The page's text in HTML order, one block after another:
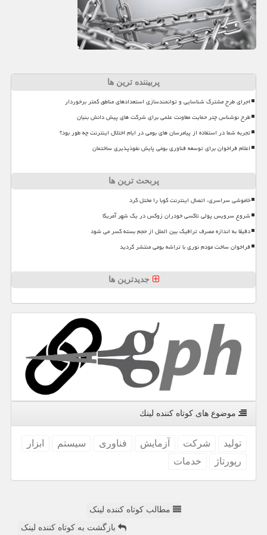
پربیننده ترین ها
اجرای طرح مشترک شناسایی و توانمندسازی استعدادهای مناطق کمتر برخوردار
طرح نوشناس چتر حمایت معاونت علمی برای شرکت های پیش دانش بنیان
تجربه شما در استفاده از پیامرسان های بومی در ایام اختلال اینترنت چه طور بود؟
اعلام فراخوان برای توسعه فناوری بومی پایش نفوذپذیری ساختمان
پربحث ترین ها
خاموشی سراسری، اتصال اینترنت کوبا را مختل کرد
شروع سرویس پولی تاکسی خودران زوکس در یک شهر آمریکا
دقیقا به اندازه مصرف ترافیک بین الملل از حجم بسته کسر می شود
فراخوان ساخت مودم نوری با تراشه بومی منتشر گردید
جدیدترین ها
موضوع های كوتاه كننده لینك
تولید شركت آزمایش فناوری سیستم
ابزار
رپورتاژ
خدمات
مطالب کوتاه کننده لینک
بازگشت به کوتاه کننده لینک